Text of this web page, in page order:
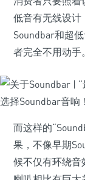
低音有无线设计
Soundbar和超
者完全不用动手。
而这样的
果，不像早期
候不仅有环绕音